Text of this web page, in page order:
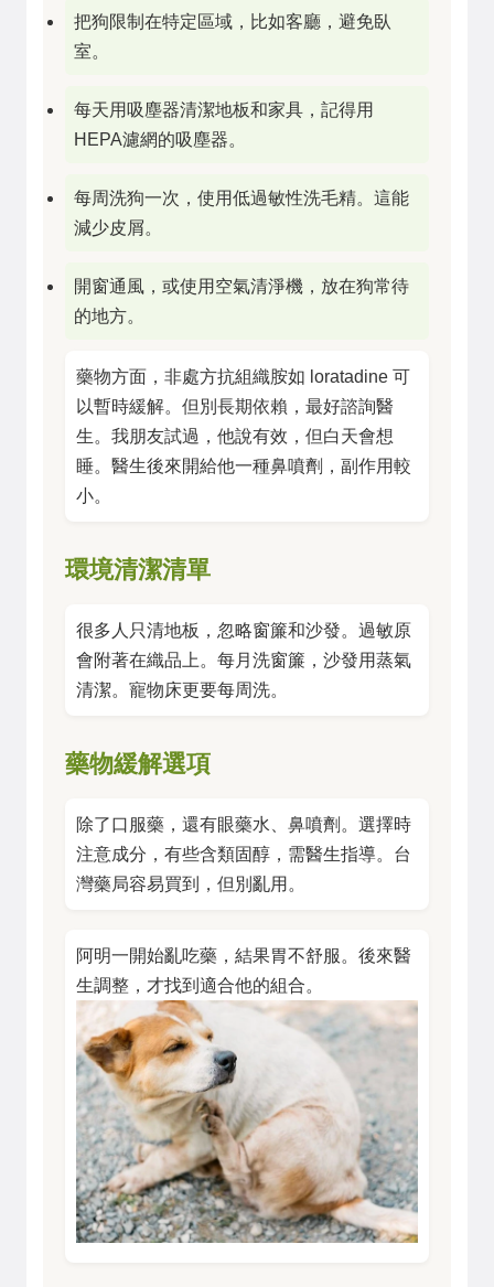
把狗限制在特定區域，比如客廳，避免臥
室。
每天用吸塵器清潔地板和家具，記得用
HEPA濾網的吸塵器。
每周洗狗一次，使用低過敏性洗毛精。這能
減少皮屑。
開窗通風，或使用空氣清淨機，放在狗常待
的地方。
藥物方面，非處方抗組織胺如 loratadine 可
以暫時緩解。但別長期依賴，最好諮詢醫
生。我朋友試過，他說有效，但白天會想
睡。醫生後來開給他一種鼻噴劑，副作用較
小。
環境清潔清單
很多人只清地板，忽略窗簾和沙發。過敏原
會附著在織品上。每月洗窗簾，沙發用蒸氣
清潔。寵物床更要每周洗。
藥物緩解選項
除了口服藥，還有眼藥水、鼻噴劑。選擇時
注意成分，有些含類固醇，需醫生指導。台
灣藥局容易買到，但別亂用。
阿明一開始亂吃藥，結果胃不舒服。後來醫
生調整，才找到適合他的組合。